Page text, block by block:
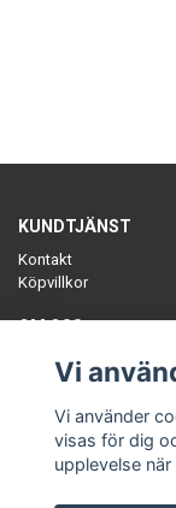
KUNDTJÄNST
Kontakt
Köpvillkor
OM OSS
tillverkat i Sverige.
Vi
Vi använder
visas för dig
upplevelse